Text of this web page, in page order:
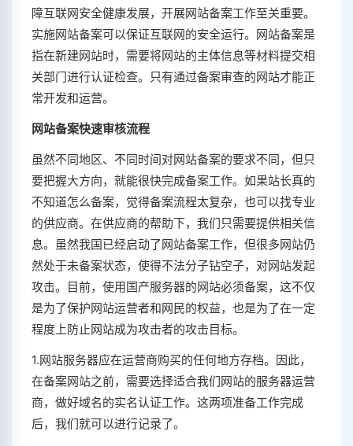
障互联网安全健康发展，开展网站备案工作至关重要。
实施网站备案可以保证互联网的安全运行。网站备案是
指在新建网站时，需要将网站的主体信息等材料提交相
关部门进行认证检查。只有通过备案审查的网站才能正
常开发和运营。
网站备案快速审核流程
虽然不同地区、不同时间对网站备案的要求不同，但只
要把握大方向，就能很快完成备案工作。如果站长真的
不知道怎么备案，觉得备案流程太复杂，也可以找专业
的供应商。在供应商的帮助下，我们只需要提供相关信
息。虽然我国已经启动了网站备案工作，但很多网站仍
然处于未备案状态，使得不法分子钻空子，对网站发起
攻击。目前，使用国产服务器的网站必须备案，这不仅
是为了保护网站运营者和网民的权益，也是为了在一定
程度上防止网站成为攻击者的攻击目标。
1.网站服务器应在运营商购买的任何地方存档。因此，
在备案网站之前，需要选择适合我们网站的服务器运营
商，做好域名的实名认证工作。这两项准备工作完成
后，我们就可以进行记录了。